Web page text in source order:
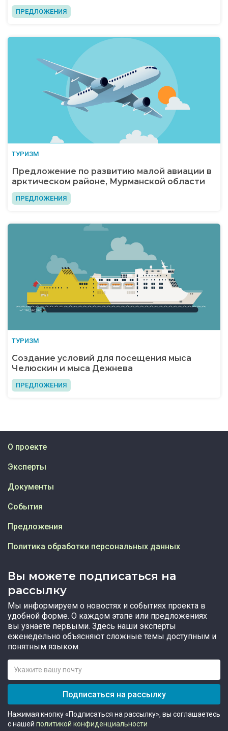
ПРЕДЛОЖЕНИЯ
ТУРИЗМ
Предложение по развитию малой авиации в
арктическом районе, Мурманской области
ПРЕДЛОЖЕНИЯ
ТУРИЗМ
Создание условий для посещения мыса
Челюскин и мыса Дежнева
ПРЕДЛОЖЕНИЯ
Вы можете подписаться на
рассылку
Мы информируем о новостях и событиях проекта в
удобной форме. О каждом этапе или предложениях
вы узнаете первыми. Здесь наши эксперты
еженедельно объясняют сложные темы доступным и
понятным языком.
Подписаться на рассылку
Нажимая кнопку «Подписаться на рассылку», вы соглашаетесь
с нашей политикой конфиденциальности
О проекте
Эксперты
Документы
События
Предложения
Политика обработки персональных данных